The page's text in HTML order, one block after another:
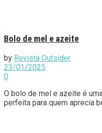
Bolo de mel e azeite
by Revista Outsider
23/01/2025
0
O bolo de mel e azeite é
perfeita para quem aprecia